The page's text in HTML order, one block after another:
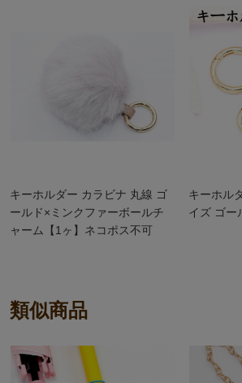
キーホルダー カラビナ 丸線 ゴ
ールド×ミンクファーボールチ
ャーム【1ヶ】ネコポス不可
キーホル
イズ ゴー
類似商品